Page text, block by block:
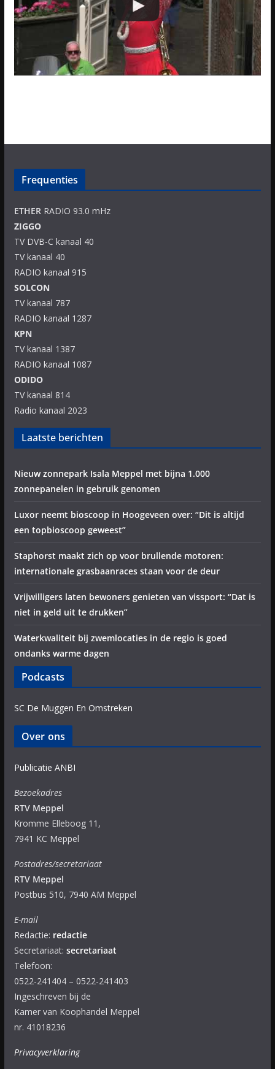
Frequenties
ETHERRADIO 93.0 mHz
ZIGGO
TV DVB-C kanaal 40
TV kanaal 40
RADIO kanaal 915
SOLCON
TV kanaal 787
RADIO kanaal 1287
KPN
TV kanaal 1387
RADIO kanaal 1087
ODIDO
TV kanaal 814
Radio kanaal 2023
Laatste berichten
Nieuw zonnepark Isala Meppel met bijna 1.000
zonnepanelen in gebruik genomen
Luxor neemt bioscoop in Hoogeveen over: “Dit is altijd
een topbioscoop geweest”
Staphorst maakt zich op voor brullende motoren:
internationale grasbaanraces staan voor de deur
Vrijwilligers laten bewoners genieten van vissport: “Dat is
niet in geld uit te drukken”
Waterkwaliteit bij zwemlocaties in de regio is goed
ondanks warme dagen
Podcasts
SC De Muggen En Omstreken
Over ons
Publicatie ANBI
Bezoekadres
RTV Meppel
Kromme Elleboog 11,
7941 KC Meppel
Postadres/secretariaat
RTV Meppel
Postbus 510, 7940 AM Meppel
E-mail
Redactie: redactie
Secretariaat: secretariaat
Telefoon:
0522-241404 – 0522-241403
Ingeschreven bij de
Kamer van Koophandel Meppel
nr. 41018236
Privacyverklaring